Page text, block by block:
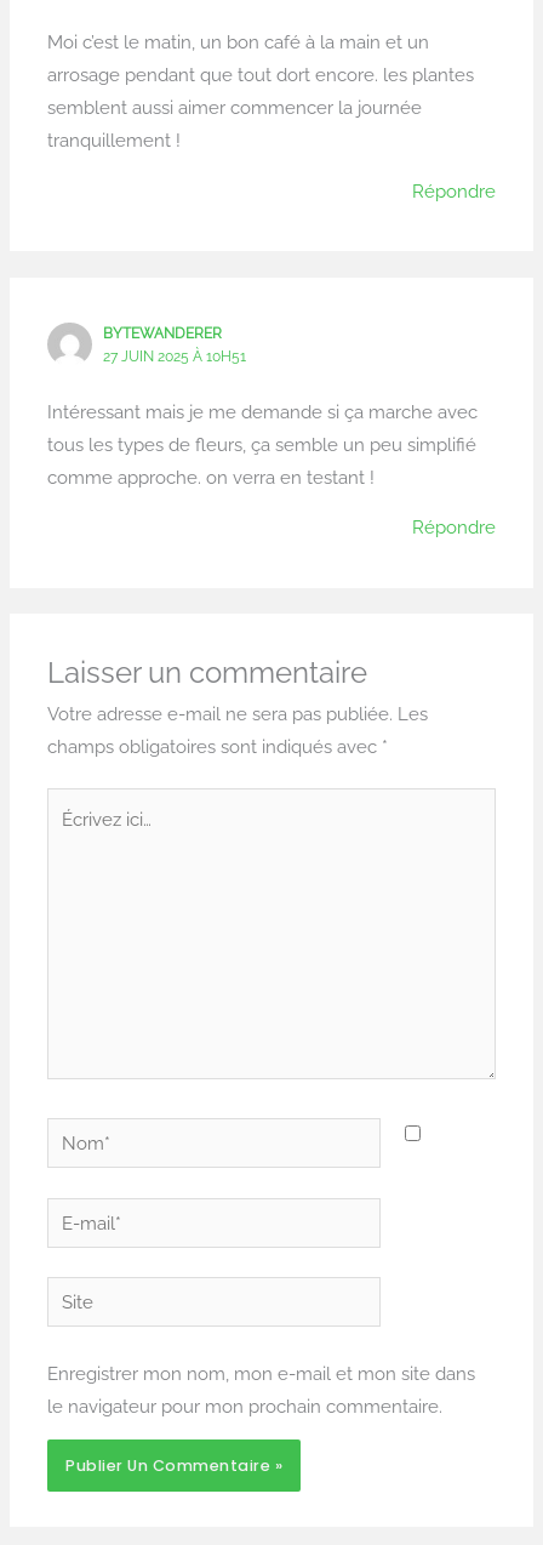
Moi c’est le matin, un bon café à la main et un
arrosage pendant que tout dort encore. les plantes
semblent aussi aimer commencer la journée
tranquillement !
Répondre
BYTEWANDERER
27 JUIN 2025 À 10H51
Intéressant mais je me demande si ça marche avec
tous les types de fleurs, ça semble un peu simplifié
comme approche. on verra en testant !
Répondre
Laisser un commentaire
Votre adresse e-mail ne sera pas publiée. Les
champs obligatoires sont indiqués avec *
Écrivez
Nom*
E-
mail*
Site
Enregistrer mon nom, mon e-mail et mon site dans
le navigateur pour mon prochain commentaire.